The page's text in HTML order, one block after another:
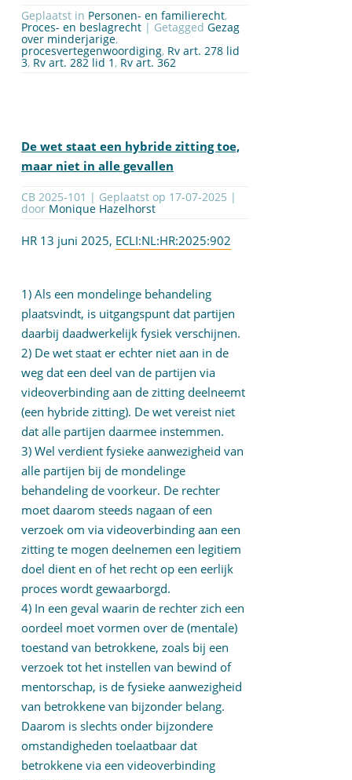
Geplaatst in Personen- en familierecht,
Proces- en beslagrecht | Getagged Gezag
over minderjarige,
procesvertegenwoordiging, Rv art. 278 lid
3, Rv art. 282 lid 1 , Rv art. 362
De wet staat een hybride zitting toe,
maar niet in alle gevallen
CB 2025-101 | Geplaatst op 17-07-2025 |
door Monique Hazelhorst
HR 13 juni 2025, ECLI:NL:HR:2025:902
1) Als een mondelinge behandeling
plaatsvindt, is uitgangspunt dat partijen
daarbij daadwerkelijk fysiek verschijnen.
2) De wet staat er echter niet aan in de
weg dat een deel van de partijen via
videoverbinding aan de zitting deelneemt
(een hybride zitting). De wet vereist niet
dat alle partijen daarmee instemmen.
3) Wel verdient fysieke aanwezigheid van
alle partijen bij de mondelinge
behandeling de voorkeur. De rechter
moet daarom steeds nagaan of een
verzoek om via videoverbinding aan een
zitting te mogen deelnemen een legitiem
doel dient en of het recht op een eerlijk
proces wordt gewaarborgd.
4) In een geval waarin de rechter zich een
oordeel moet vormen over de (mentale)
toestand van betrokkene, zoals bij een
verzoek tot het instellen van bewind of
mentorschap, is de fysieke aanwezigheid
van betrokkene van bijzonder belang.
Daarom is slechts onder bijzondere
omstandigheden toelaatbaar dat
betrokkene via een videoverbinding